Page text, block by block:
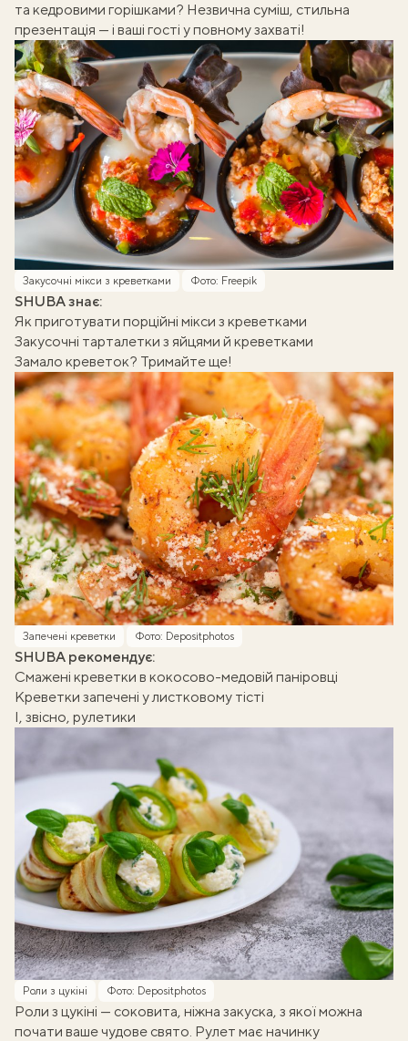
та кедровими горішками? Незвична суміш, стильна
презентація — і ваші гості у повному захваті!
Закусочні мікси з креветками Фото: Freepik
SHUBA знає:
Як приготувати порційні мікси з креветками
Закусочні тарталетки з яйцями й креветками
Замало креветок? Тримайте ще!
Запечені креветки Фото: Depositphotos
SHUBA рекомендує:
Смажені креветки в кокосово-медовій паніровці
Креветки запечені у листковому тісті
І, звісно, рулетики
Роли з цукіні Фото: Depositphotos
Роли з цукіні — соковита, ніжна закуска, з якої можна
почати ваше чудове свято. Рулет має начинку